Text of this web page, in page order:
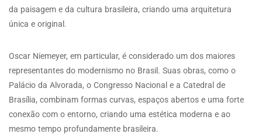
da paisagem e da cultura brasileira, criando uma arquitetura
única e original.
Oscar Niemeyer, em particular, é considerado um dos maiores
representantes do modernismo no Brasil. Suas obras, como o
Palácio da Alvorada, o Congresso Nacional e a Catedral de
Brasília, combinam formas curvas, espaços abertos e uma forte
conexão com o entorno, criando uma estética moderna e ao
mesmo tempo profundamente brasileira.